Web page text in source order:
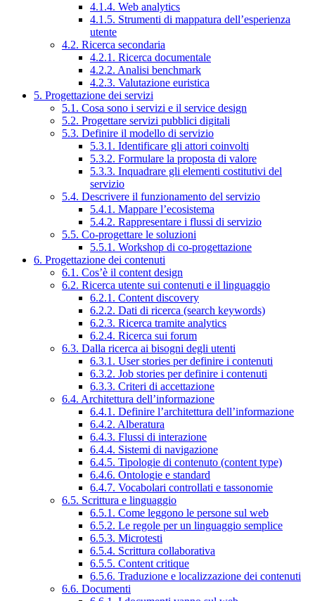
4.1.4. Web analytics
4.1.5. Strumenti di mappatura dell’esperienza
utente
4.2. Ricerca secondaria
4.2.1. Ricerca documentale
4.2.2. Analisi benchmark
4.2.3. Valutazione euristica
5. Progettazione dei servizi
5.1. Cosa sono i servizi e il service design
5.2. Progettare servizi pubblici digitali
5.3. Definire il modello di servizio
5.3.1. Identificare gli attori coinvolti
5.3.2. Formulare la proposta di valore
5.3.3. Inquadrare gli elementi costitutivi del
servizio
5.4. Descrivere il funzionamento del servizio
5.4.1. Mappare l’ecosistema
5.4.2. Rappresentare i flussi di servizio
5.5. Co-progettare le soluzioni
5.5.1. Workshop di co-progettazione
6. Progettazione dei contenuti
6.1. Cos’è il content design
6.2. Ricerca utente sui contenuti e il linguaggio
6.2.1. Content discovery
6.2.2. Dati di ricerca (search keywords)
6.2.3. Ricerca tramite analytics
6.2.4. Ricerca sui forum
6.3. Dalla ricerca ai bisogni degli utenti
6.3.1. User stories per definire i contenuti
6.3.2. Job stories per definire i contenuti
6.3.3. Criteri di accettazione
6.4. Architettura dell’informazione
6.4.1. Definire l’architettura dell’informazione
6.4.2. Alberatura
6.4.3. Flussi di interazione
6.4.4. Sistemi di navigazione
6.4.5. Tipologie di contenuto (content type)
6.4.6. Ontologie e standard
6.4.7. Vocabolari controllati e tassonomie
6.5. Scrittura e linguaggio
6.5.1. Come leggono le persone sul web
6.5.2. Le regole per un linguaggio semplice
6.5.3. Microtesti
6.5.4. Scrittura collaborativa
6.5.5. Content critique
6.5.6. Traduzione e localizzazione dei contenuti
6.6. Documenti